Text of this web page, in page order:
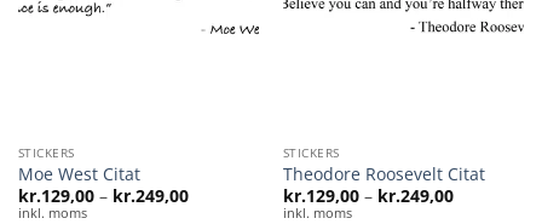
STICKERS
Moe West Citat
kr.129,00 – kr.249,00Prisinterval:
inkl. moms
STICKERS
Theodore Roosevelt Citat
kr.129,00 – kr.249,00
inkl. moms